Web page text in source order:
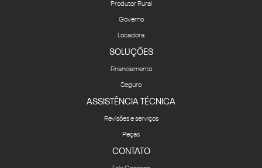
Produtor Rural
Governo
Locadora
SOLUÇÕES
Financiamento
Seguro
ASSISTÊNCIA TÉCNICA
Revisões e serviços
Peças
CONTATO